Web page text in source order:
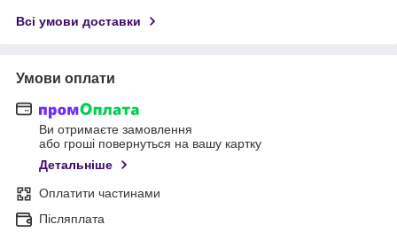
Всі умови доставки
Умови оплати
Ви отримаєте замовлення
або гроші повернуться на вашу картку
Детальніше
Оплатити частинами
Післяплата